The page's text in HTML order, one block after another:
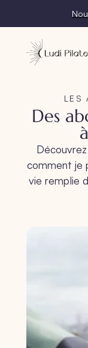
LES
Des
comment je
vie remplie